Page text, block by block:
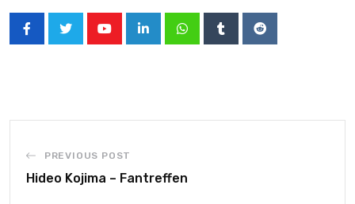
PREVIOUS POST
Hideo Kojima – Fantreffen